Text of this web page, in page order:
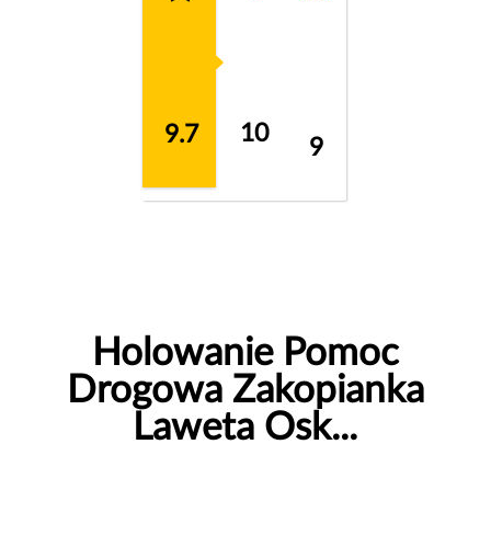
9.7 10
9
Holowanie Pomoc
Drogowa Zakopianka
Laweta Osk...